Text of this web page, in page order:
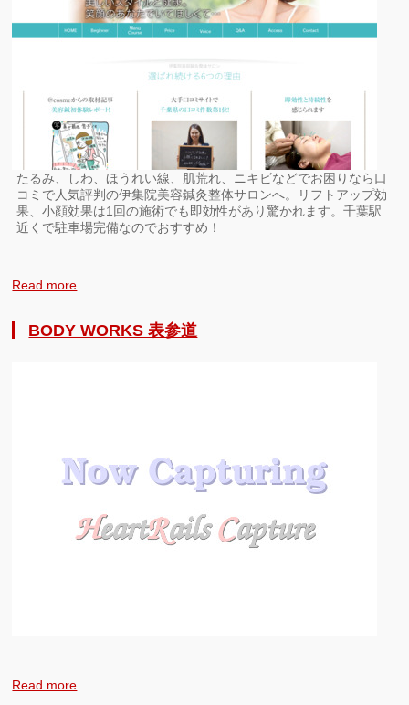
たるみ、しわ、ほうれい線、肌荒れ、ニキビなどでお困りなら口
コミで人気評判の伊集院美容鍼灸整体サロンへ。リフトアップ効
果、小顔効果は1回の施術でも即効性があり驚かれます。千葉駅
近くで駐車場完備なのでおすすめ！
Read more
BODY WORKS 表参道
Read more